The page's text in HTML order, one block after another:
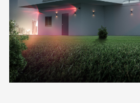
Contacto
Área de clientes